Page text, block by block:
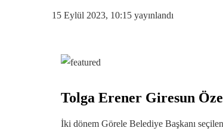
15 Eylül 2023, 10:15 yayınlandı
Tolga Erener Giresun
İki dönem Görele Belediye Başkanı seçilen